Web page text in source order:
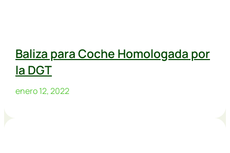
Baliza para Coche Homologada por
la DGT
enero 12, 2022